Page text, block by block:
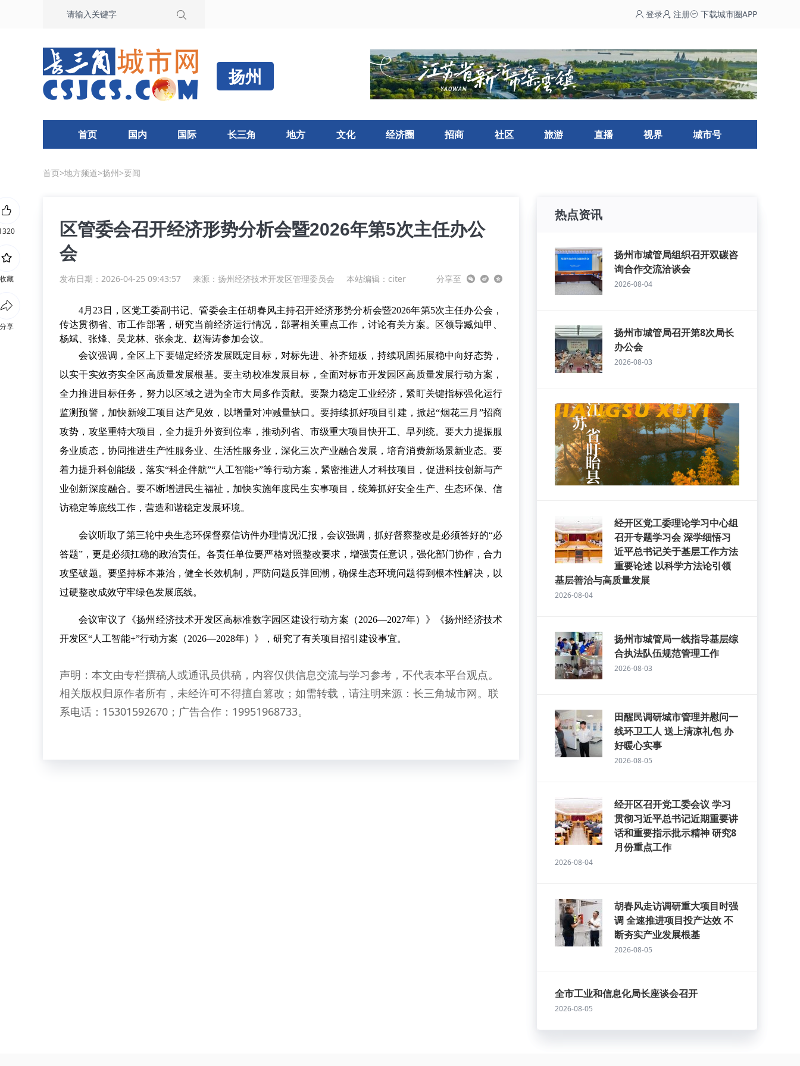
登录 注册 下载城市圈APP
扬州
首页 国内 国际 长三角 地方 文化 经济圈 招商 社区 旅游 直播 视界 城市号
首页>地方频道>扬州>要闻
区管委会召开经济形势分析会暨2026年第5次主任办公
会
发布日期：2026-04-25 09:43:57 来源： 扬州经济技术开发区管理委员会 本站编辑：citer 分享至
4月23日，区党工委副书记、管委会主任胡春风主持召开经济形势分析会暨2026年第5次主任办公会，
传达贯彻省、市工作部署，研究当前经济运行情况，部署相关重点工作，讨论有关方案。区领导臧灿甲、
杨斌、张烽、吴龙林、张余龙、赵海涛参加会议。
会议强调，全区上下要锚定经济发展既定目标，对标先进、补齐短板，持续巩固拓展稳中向好态势，
以实干实效夯实全区高质量发展根基。要主动校准发展目标，全面对标市开发园区高质量发展行动方案，
全力推进目标任务，努力以区域之进为全市大局多作贡献。要聚力稳定工业经济，紧盯关键指标强化运行
监测预警，加快新竣工项目达产见效，以增量对冲减量缺口。要持续抓好项目引建，掀起“烟花三月”招商
攻势，攻坚重特大项目，全力提升外资到位率，推动列省、市级重大项目快开工、早列统。要大力提振服
务业质态，协同推进生产性服务业、生活性服务业，深化三次产业融合发展，培育消费新场景新业态。要
着力提升科创能级，落实“科企伴航”“人工智能+”等行动方案，紧密推进人才科技项目，促进科技创新与产
业创新深度融合。要不断增进民生福祉，加快实施年度民生实事项目，统筹抓好安全生产、生态环保、信
访稳定等底线工作，营造和谐稳定发展环境。
会议听取了第三轮中央生态环保督察信访件办理情况汇报，会议强调，抓好督察整改是必须答好的“必
答题”，更是必须扛稳的政治责任。各责任单位要严格对照整改要求，增强责任意识，强化部门协作，合力
攻坚破题。要坚持标本兼治，健全长效机制，严防问题反弹回潮，确保生态环境问题得到根本性解决，以
过硬整改成效守牢绿色发展底线。
会议审议了《扬州经济技术开发区高标准数字园区建设行动方案（2026—2027年）》《扬州经济技术
开发区“人工智能+”行动方案（2026—2028年）》，研究了有关项目招引建设事宜。
声明：本文由专栏撰稿人或通讯员供稿，内容仅供信息交流与学习参考，不代表本平台观点。
相关版权归原作者所有，未经许可不得擅自篡改；如需转载，请注明来源：长三角城市网。联
系电话：15301592670；广告合作：19951968733。
热点资讯
扬州市城管局组织召开双碳咨
询合作交流洽谈会
2026-08-04
扬州市城管局召开第8次局长
办公会
2026-08-03
经开区党工委理论学习中心组
召开专题学习会 深学细悟习
近平总书记关于基层工作方法
重要论述 以科学方法论引领
基层善治与高质量发展
2026-08-04
扬州市城管局一线指导基层综
合执法队伍规范管理工作
2026-08-03
田醒民调研城市管理并慰问一
线环卫工人 送上清凉礼包 办
好暖心实事
2026-08-05
经开区召开党工委会议 学习
贯彻习近平总书记近期重要讲
话和重要指示批示精神 研究8
月份重点工作
2026-08-04
胡春风走访调研重大项目时强
调 全速推进项目投产达效 不
断夯实产业发展根基
2026-08-05
全市工业和信息化局长座谈会召开
2026-08-05
收藏
分享